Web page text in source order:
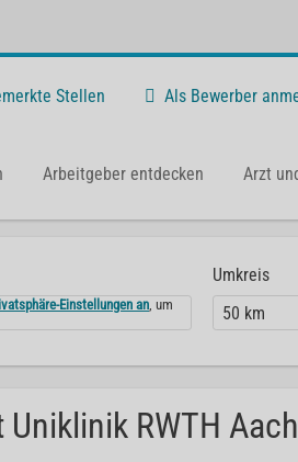
Stellen Als Bewerber
Arbeitgeber entdecken Arzt
Einstellungen an, um
Umkreis
50 km
RWTH